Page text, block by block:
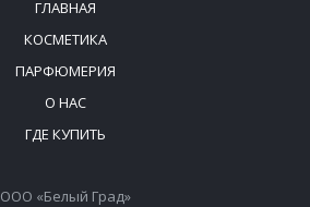
ГЛАВНАЯ
КОСМЕТИКА
ПАРФЮМЕРИЯ
О НАС
ГДЕ КУПИТЬ
ООО «Белый Град»